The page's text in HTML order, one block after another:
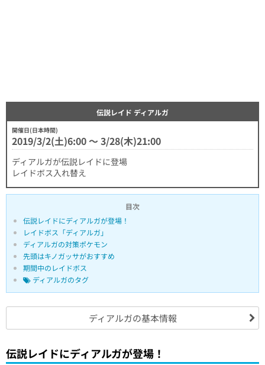
伝説レイド ディアルガ
開催日(日本時間)
2019/3/2(土)6:00 〜 3/28(木)21:00
ディアルガが伝説レイドに登場
レイドボス入れ替え
目次
伝説レイドにディアルガが登場！
レイドボス「ディアルガ」
ディアルガの対策ポケモン
先頭はキノガッサがおすすめ
期間中のレイドボス
ディアルガのタグ
ディアルガの基本情報
伝説レイドにディアルガが登場！